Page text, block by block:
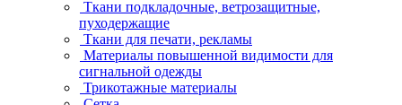
Ткани подкладочные, ветрозащитные,
пуходержащие
Ткани для печати, рекламы
Материалы повышенной видимости для
сигнальной одежды
Трикотажные материалы